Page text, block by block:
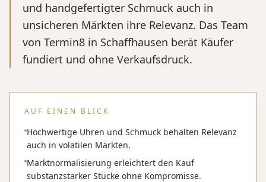
und handgefertigter Schmuck auch in
unsicheren Märkten ihre Relevanz. Das Team
von Termin8 in Schaffhausen berät Käufer
fundiert und ohne Verkaufsdruck.
AUF EINEN BLICK
Hochwertige Uhren und Schmuck behalten Relevanz
auch in volatilen Märkten.
Marktnormalisierung erleichtert den Kauf
substanzstarker Stücke ohne Kompromisse.